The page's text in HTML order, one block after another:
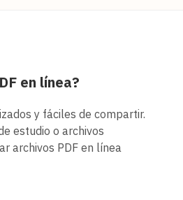
en línea?
y fáciles de compartir.
estudio o archivos
archivos PDF en línea